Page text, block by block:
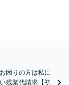
困りの方は私に
残業代請求【初